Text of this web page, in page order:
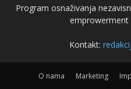
Program osnaživanja
emprowerment
Kontakt:
O nama Marketing